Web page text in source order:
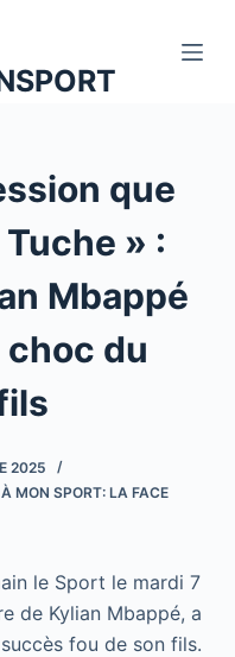
que
» :
Mbappé
du
2025
MON SPORT: LA FACE
le Sport le mardi 7
de Kylian Mbappé, a
fou de son fils.